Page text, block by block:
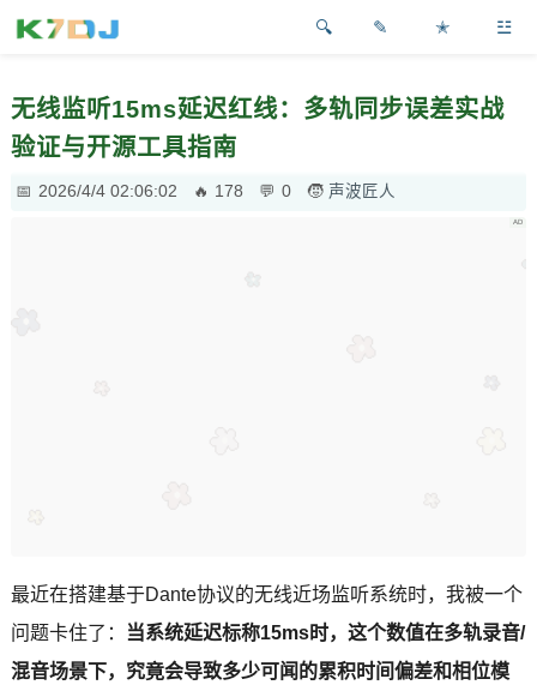
✎ ✭ ☳
无线监听15ms延迟红线：多轨同步误差实战
验证与开源工具指南
2026/4/4 02:06:02 178 0 声波匠人
最近在搭建基于Dante协议的无线近场监听系统时，我被一个
问题卡住了：
当系统延迟标称15ms时，这个数值在多轨录音/
混音场景下，究竟会导致多少可闻的累积时间偏差和相位模